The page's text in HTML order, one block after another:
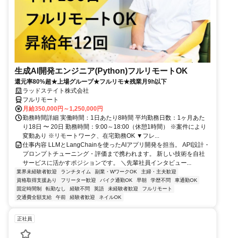
生成AI開発エンジニア(Python)フルリモートOK
還元率80%超★上場グループ★フルリモ★残業月9h以下
ラッドステイト株式会社
フルリモート
月給350,000円～1,250,000円
勤務時間詳細 実働時間：1日あたり8時間 平均勤務日数：1ヶ月あた
り18日 〜 20日 勤務時間：9:00～18:00（休憩1時間） ※案件により
変動あり ※リモートワーク、在宅勤務OK ▼フレ...
仕事内容 LLMとLangChainを使ったAIアプリ開発を担当。 API設計・
プロンプトチューニング・評価まで携われます。 新しい技術を自社
サービスに活かすポジションです。 ＼先輩社員インタビュー...
業界未経験者歓迎 ランチタイム 副業・WワークOK
主婦・主夫歓迎
資格取得支援あり
フリーター歓迎 バイク通勤OK 早朝 学歴不問
車通勤OK
固定時間制
転勤なし 経験不問 英語 未経験者歓迎
フルリモート
交通費全額支給
午前 経験者歓迎 ネイルOK
正社員